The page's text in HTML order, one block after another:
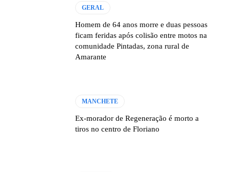
GERAL
Homem de 64 anos morre e duas pessoas
ficam feridas após colisão entre motos na
comunidade Pintadas, zona rural de
Amarante
MANCHETE
Ex-morador de Regeneração é morto a
tiros no centro de Floriano